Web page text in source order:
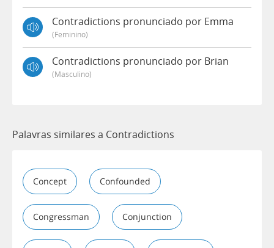
Contradictions pronunciado por Emma
(feminino)
Contradictions pronunciado por Brian
(masculino)
Palavras similares a Contradictions
Concept Confounded
Congressman Conjunction